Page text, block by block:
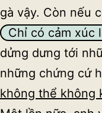
gà vậy. Còn nếu
Chỉ có cảm xúc
dửng dưng tới
những chứng cứ
không thể không